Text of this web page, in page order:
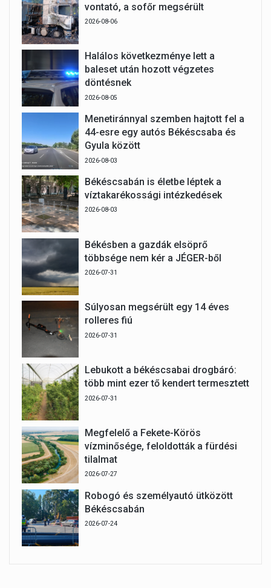
vontató, a sofőr megsérült
2026-08-06
Halálos következménye lett a
baleset után hozott végzetes
döntésnek
2026-08-05
Menetiránnyal szemben hajtott fel a
44-esre egy autós Békéscsaba és
Gyula között
2026-08-03
Békéscsabán is életbe léptek a
víztakarékossági intézkedések
2026-08-03
Békésben a gazdák elsöprő
többsége nem kér a JÉGER-ből
2026-07-31
Súlyosan megsérült egy 14 éves
rolleres fiú
2026-07-31
Lebukott a békéscsabai drogbáró:
több mint ezer tő kendert termesztett
2026-07-31
Megfelelő a Fekete-Körös
vízminősége, feloldották a fürdési
tilalmat
2026-07-27
Robogó és személyautó ütközött
Békéscsabán
2026-07-24